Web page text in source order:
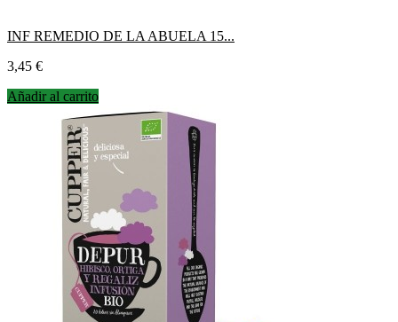
INF REMEDIO DE LA ABUELA 15...
Precio
3,45 €
Añadir al carrito